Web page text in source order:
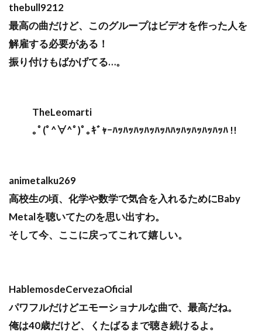
thebull9212
最高の曲だけど、このグループはビデオを作った人を
解雇する必要がある！
振り付けもばかげてる…。
TheLeomarti
｡ﾟ(ﾟ^∀^ﾟ)ﾟ｡ｷﾞｬｰﾊｯﾊｯﾊｯﾊｯﾊｯﾊﾊｯﾊｯﾊｯﾊｯﾊｯﾊ !!
animetalku269
高校生の頃、化学や数学で気合を入れるためにBaby
Metalを聴いてたのを思い出すわ。
そして今、ここに戻ってこれて嬉しい。
HablemosdeCervezaOficial
パワフルだけどエモーショナルな曲で、最高だね。
俺は40歳だけど、くたばるまで聴き続けるよ。